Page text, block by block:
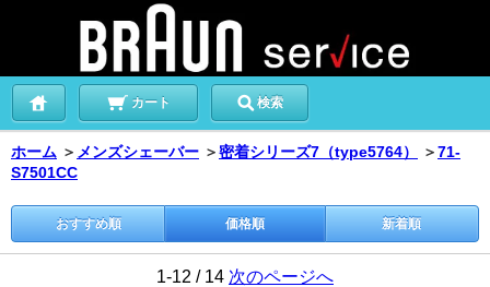
カート 検索
ホーム ＞ メンズシェーバー ＞密着シリーズ7（type5764） ＞71-
S7501CC
おすすめ順 価格順 新着順
1-12 / 14 次のページへ